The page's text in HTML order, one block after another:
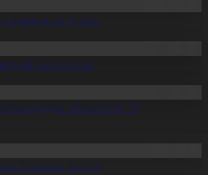
қашалған тарих
қайтыс болған
облыстың 90
болашақ кепілі